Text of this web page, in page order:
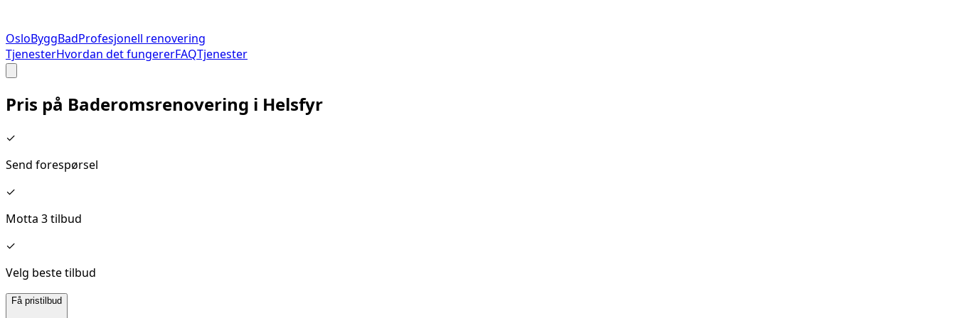
OsloByggBadProfesjonell renovering
TjenesterHvordan det fungererFAQTjenester
Pris på Baderomsrenovering i Helsfyr
✓
Send forespørsel
✓
Motta 3 tilbud
✓
Velg beste tilbud
Få pristilbud